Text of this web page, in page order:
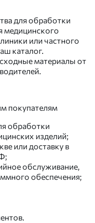
для обработки
медицинского
или частного
каталог.
материалы от
покупателям
обработки
изделий;
или доставку в
обслуживание,
обеспечения;